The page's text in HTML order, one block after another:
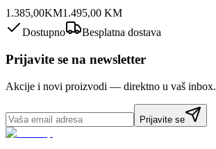
1.385,00KM1.495,00 KM
Dostupno
Besplatna dostava
Prijavite se na newsletter
Akcije i novi proizvodi — direktno u vaš inbox.
Prijavite se